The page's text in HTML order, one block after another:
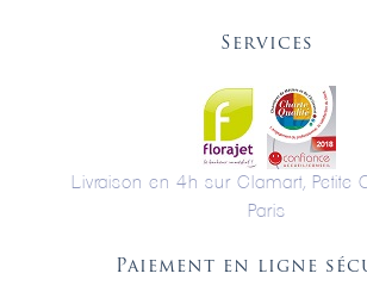
Services
Livraison en 4h sur Clamart, Petite
Paris
Paiement en ligne